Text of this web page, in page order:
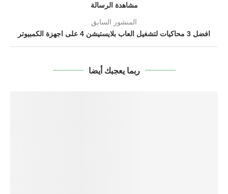
مشاهدة الرسالة
المنشور السابق
افضل 3 محاكيات لتشغيل العاب بلايستيشن 4 على اجهزة الكمبيوتر
ربما يعجبك أيضا